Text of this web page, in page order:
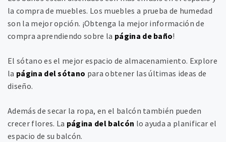
la compra de muebles. Los muebles a prueba de humedad
son la mejor opción. ¡Obtenga la mejor información de
compra aprendiendo sobre la página de baño!
El sótano es el mejor espacio de almacenamiento. Explore
la página del sótano para obtener las últimas ideas de
diseño.
Además de secar la ropa, en el balcón también pueden
crecer flores. La página del balcón lo ayuda a planificar el
espacio de su balcón.